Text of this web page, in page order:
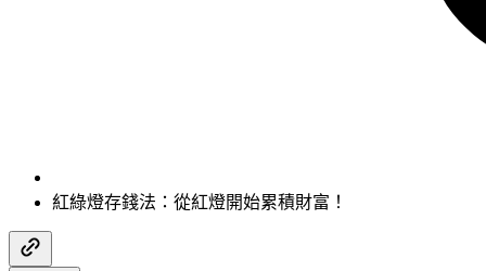
紅綠燈存錢法：從紅燈開始累積財富！